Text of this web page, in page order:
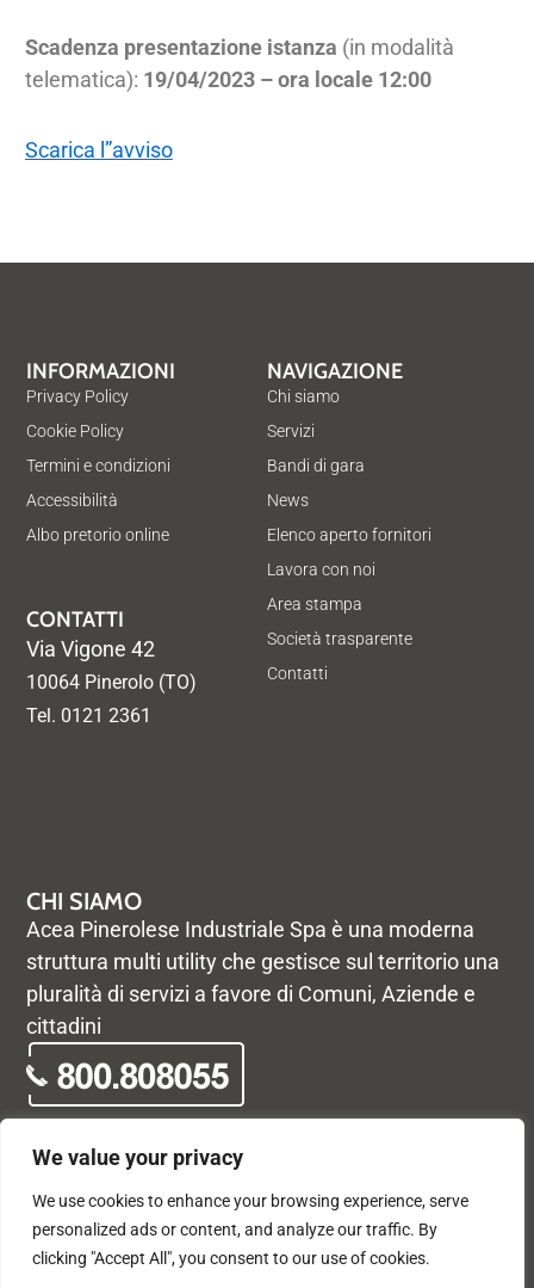
We value your privacy
We use cookies to enhance your browsing experience, serve
personalized ads or content, and analyze our traffic. By
clicking "Accept All", you consent to our use of cookies.
Scadenza presentazione istanza (in modalità
telematica): 19/04/2023 – ora locale 12:00
Scarica l”avviso
CHI SIAMO
Acea Pinerolese Industriale Spa è una moderna
struttura multi utility che gestisce sul territorio una
pluralità di servizi a favore di Comuni, Aziende e
cittadini
NAVIGAZIONE
Chi siamo
Servizi
Bandi di gara
News
Elenco aperto fornitori
Lavora con noi
Area stampa
Società trasparente
Contatti
INFORMAZIONI
Privacy Policy
Cookie Policy
Termini e condizioni
Accessibilità
Albo pretorio online
CONTATTI
Via Vigone 42
10064 Pinerolo (TO)
Tel. 0121 2361
© Acea Pinerolese Industriale S.p.a. – Tutti i diritti riservati. Via
Vigone 42 - 10064 Pinerolo - P. Iva e Registro delle imprese di
Torino 05059960012 - Capitale Sociale